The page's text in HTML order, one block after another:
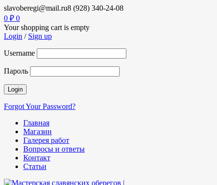
slavoberegi@mail.ru8 (928) 340-24-08
0 ₽ 0
Your shopping cart is empty
Login / Sign up
Username
Пароль
Forgot Your Password?
Главная
Магазин
Галерея работ
Вопросы и ответы
Контакт
Статьи